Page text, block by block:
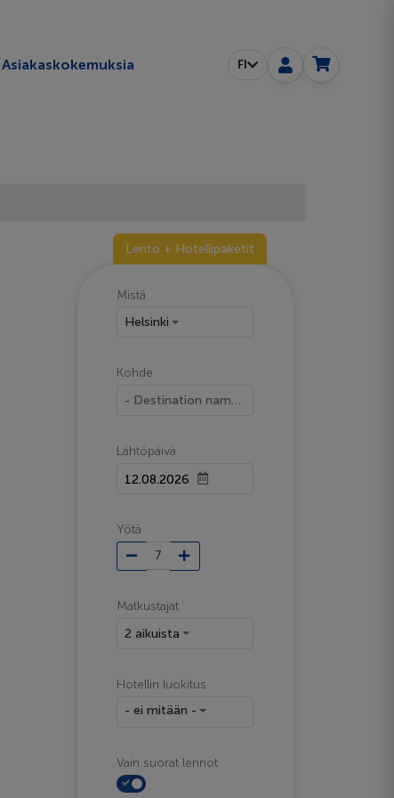
Asiakaskokemuksia FI
Lento + Hotellipaketit
Mistä
Helsinki
Kohde
- Destination name -
Lähtöpäivä
Yötä
Matkustajat
2 aikuista
Hotellin luokitus
- ei mitään -
Vain suorat lennot